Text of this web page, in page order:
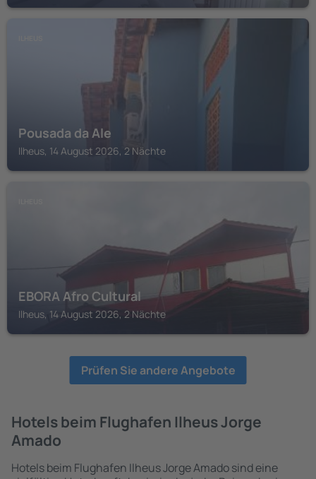
Pousada da Ale
Ilheus, 14 August 2026, 2 Nächte
EBORA Afro Cultural
Ilheus, 14 August 2026, 2 Nächte
Prüfen Sie andere Angebote
Hotels beim Flughafen Ilheus Jorge
Amado
Hotels beim Flughafen Ilheus Jorge Amado sind eine